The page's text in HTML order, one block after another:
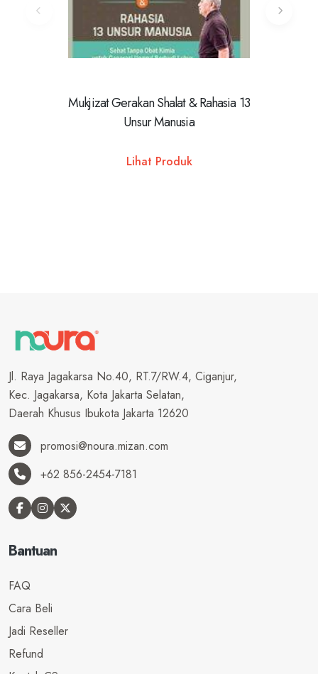
Mukjizat Gerakan Shalat & Rahasia 13
Unsur Manusia
Lihat Produk
Jl. Raya Jagakarsa No.40, RT.7/RW.4, Ciganjur,
Kec. Jagakarsa, Kota Jakarta Selatan,
Daerah Khusus Ibukota Jakarta 12620
promosi@noura.mizan.com
+62 856-2454-7181
Bantuan
FAQ
Cara Beli
Jadi Reseller
Refund